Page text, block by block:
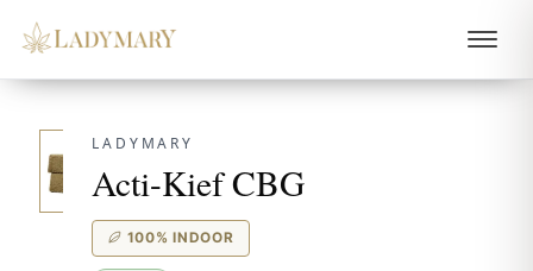
LADYMARY
Acti-Kief CBG
100% INDOOR